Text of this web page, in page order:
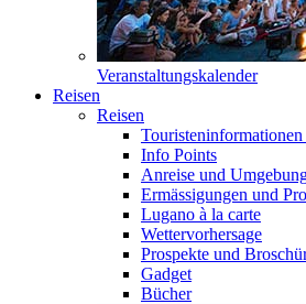
Veranstaltungskalender
Reisen
Reisen
Touristeninformationen
Info Points
Anreise und
Ermässigungen und
Lugano à la carte
Wettervorhersage
Prospekte und
Gadget
Bücher